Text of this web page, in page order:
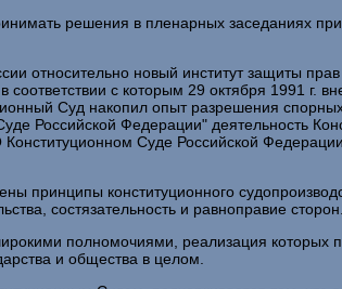
решения в пленарных заседаниях
относительно новый институт защиты
соответствии с которым 29 октября 1991
Суд накопил опыт разрешения
Российской Федерации" деятельность
Суде Российской
принципы конституционного
состязательность и равноправие сторон.
полномочиями, реализация которых
и общества в целом.